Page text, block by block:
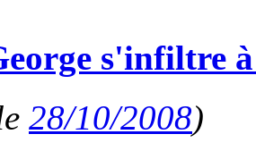
s'infiltre
28/10/2008)